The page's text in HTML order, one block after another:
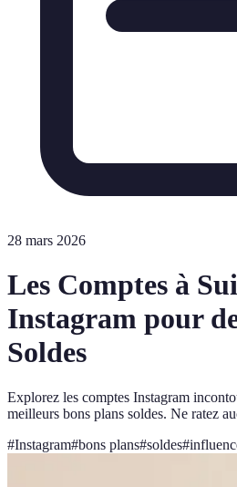
28 mars 2026
Les Comptes à
Instagram pour
Soldes
Explorez les comptes Instagram
meilleurs bons plans soldes. Ne ratez
#Instagram#bons plans#soldes#